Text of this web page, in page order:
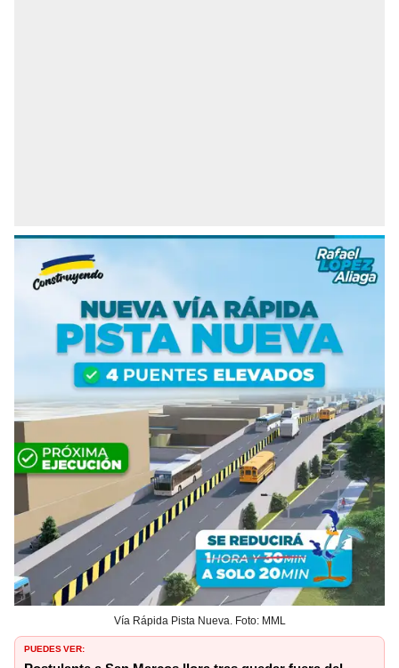
Vía Rápida Pista Nueva. Foto: MML
PUEDES VER: